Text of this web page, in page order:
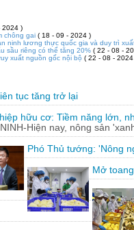
2024 )
chông gai ( 18 - 09 - 2024 )
ninh lương thực quốc gia và duy trì
sầu riêng có thể tăng 20% ( 22 - 08 -
xuất nguồn gốc nội bộ ( 22 - 08 - 2024
tục tăng trở lại
hữu cơ: Tiềm năng lớn,
Hiện nay, nông sản
Phó Thủ tướng: 'Nông
Mở